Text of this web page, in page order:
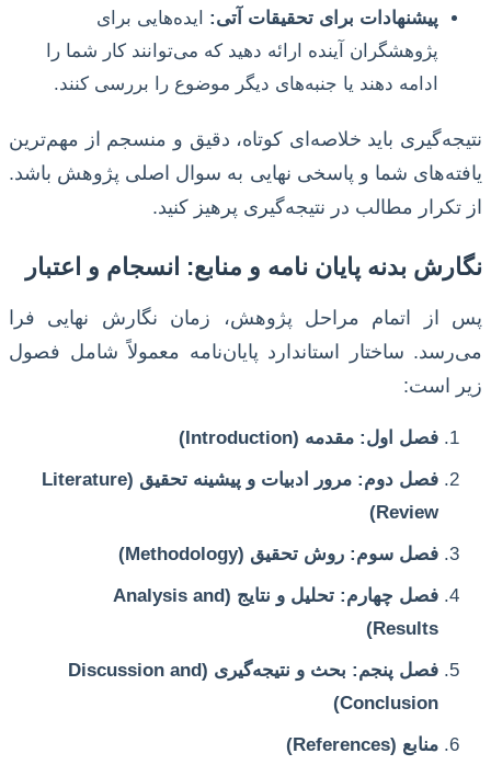
پیشنهادات برای تحقیقات آتی: ایده‌هایی برای
پژوهشگران آینده ارائه دهید که می‌توانند کار شما را
ادامه دهند یا جنبه‌های دیگر موضوع را بررسی کنند.
نتیجه‌گیری باید خلاصه‌ای کوتاه، دقیق و منسجم از مهم‌ترین
یافته‌های شما و پاسخی نهایی به سوال اصلی پژوهش باشد.
از تکرار مطالب در نتیجه‌گیری پرهیز کنید.
نگارش بدنه پایان نامه و منابع: انسجام و اعتبار
پس از اتمام مراحل پژوهش، زمان نگارش نهایی فرا
می‌رسد. ساختار استاندارد پایان‌نامه معمولاً شامل فصول
زیر است:
فصل اول: مقدمه (Introduction)
فصل دوم: مرور ادبیات و پیشینه تحقیق (Literature
Review)
فصل سوم: روش تحقیق (Methodology)
فصل چهارم: تحلیل و نتایج (Analysis and
Results)
فصل پنجم: بحث و نتیجه‌گیری (Discussion and
Conclusion)
منابع (References)